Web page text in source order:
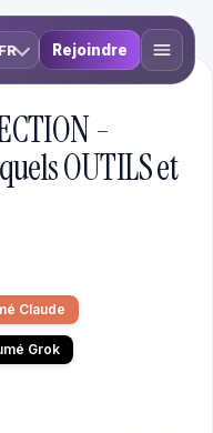
FR Rejoindre
-
OUTILS et
Claude
Grok